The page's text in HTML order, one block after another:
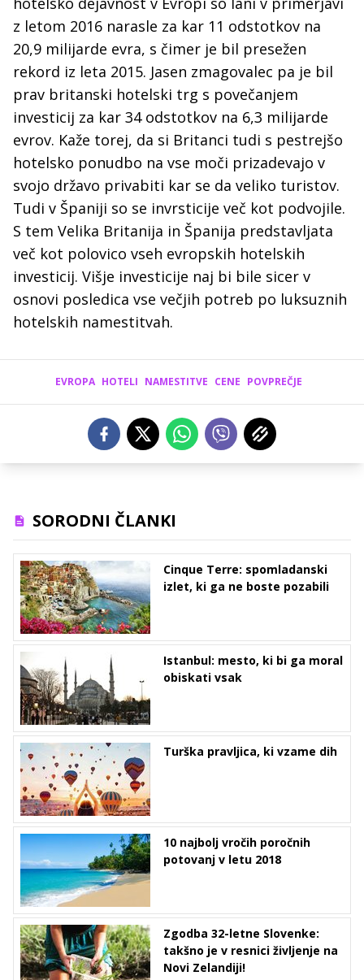
z letom 2016 narasle za kar 11 odstotkov na
20,9 milijarde evra, s čimer je bil presežen
rekord iz leta 2015. Jasen zmagovalec pa je bil
prav britanski hotelski trg s povečanjem
investicij za kar 34 odstotkov na 6,3 milijarde
evrov. Kaže torej, da si Britanci tudi s pestrejšo
hotelsko ponudbo na vse moči prizadevajo v
svojo državo privabiti kar se da veliko turistov.
Tudi v Španiji so se invrsticije več kot podvojile.
S tem Velika Britanija in Španija predstavljata
več kot polovico vseh evropskih hotelskih
investicij. Višje investicije naj bi bile sicer v
osnovi posledica vse večjih potreb po luksuznih
hotelskih namestitvah.
EVROPA HOTELI NAMESTITVE CENE POVPREČJE
SORODNI ČLANKI
Cinque Terre: spomladanski
izlet, ki ga ne boste pozabili
Istanbul: mesto, ki bi ga moral
obiskati vsak
Turška pravljica, ki vzame dih
10 najbolj vročih poročnih
potovanj v letu 2018
Zgodba 32-letne Slovenke:
takšno je v resnici življenje na
Novi Zelandiji!